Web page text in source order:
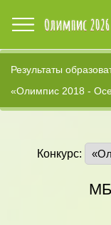
Результаты
«Олимпис 2018 -
Конкурс: